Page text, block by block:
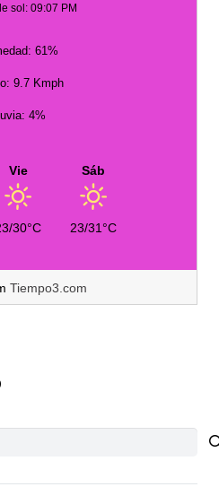
sol: 09:07 PM
61%
9.7 Kmph
4%
Vie
30°C
Sáb
23/31°C
Tiempo3.com